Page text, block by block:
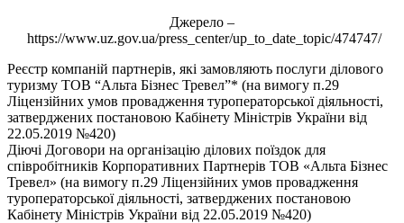
Джерело –
https://www.uz.gov.ua/press_center/up_to_date_topic/474747/
Реєстр компаній партнерів, які замовляють послуги ділового
туризму ТОВ “Альта Бізнес Тревел”* (на вимогу п.29
Ліцензійних умов провадження туроператорської діяльності,
затверджених постановою Кабінету Міністрів України від
22.05.2019 №420)
Діючі Договори на організацію ділових поїздок для
співробітників Корпоративних Партнерів ТОВ «Альта Бізнес
Тревел» (на вимогу п.29 Ліцензійних умов провадження
туроператорської діяльності, затверджених постановою
Кабінету Міністрів України від 22.05.2019 №420)